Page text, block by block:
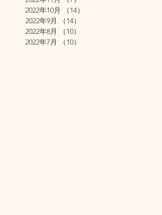
2022年10月
（14）
2022年9月
（14）
2022年8月
（10）
2022年7月
（10）